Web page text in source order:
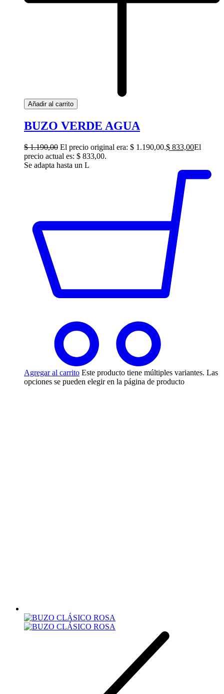
Añadir al carrito
BUZO VERDE AGUA
$1.190,00 El precio original era: $ 1.190,00.$ 833,00El
precio actual es: $ 833,00.
Se adapta hasta un L
Agregar al carrito Este producto tiene múltiples variantes. Las
opciones se pueden elegir en la página de producto